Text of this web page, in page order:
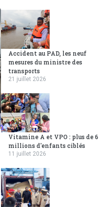
Accident au PAD, les neuf
mesures du ministre des
transports
21 juillet 2026
Vitamine A et VPO : plus de 6
millions d'enfants ciblés
11 juillet 2026